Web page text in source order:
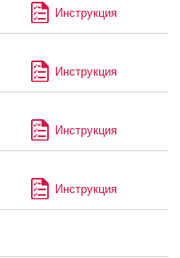
Инструкция
Инструкция
Инструкция
Инструкция